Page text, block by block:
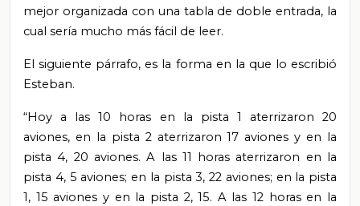
mejor organizada con una tabla de doble entrada, la
cual sería mucho más fácil de leer.
El siguiente párrafo, es la forma en la que lo escribió
Esteban.
“Hoy a las 10 horas en la pista 1 aterrizaron 20
aviones, en la pista 2 aterrizaron 17 aviones y en la
pista 4, 20 aviones. A las 11 horas aterrizaron en la
pista 4, 5 aviones; en la pista 3, 22 aviones; en la pista
1, 15 aviones y en la pista 2, 15. A las 12 horas en la